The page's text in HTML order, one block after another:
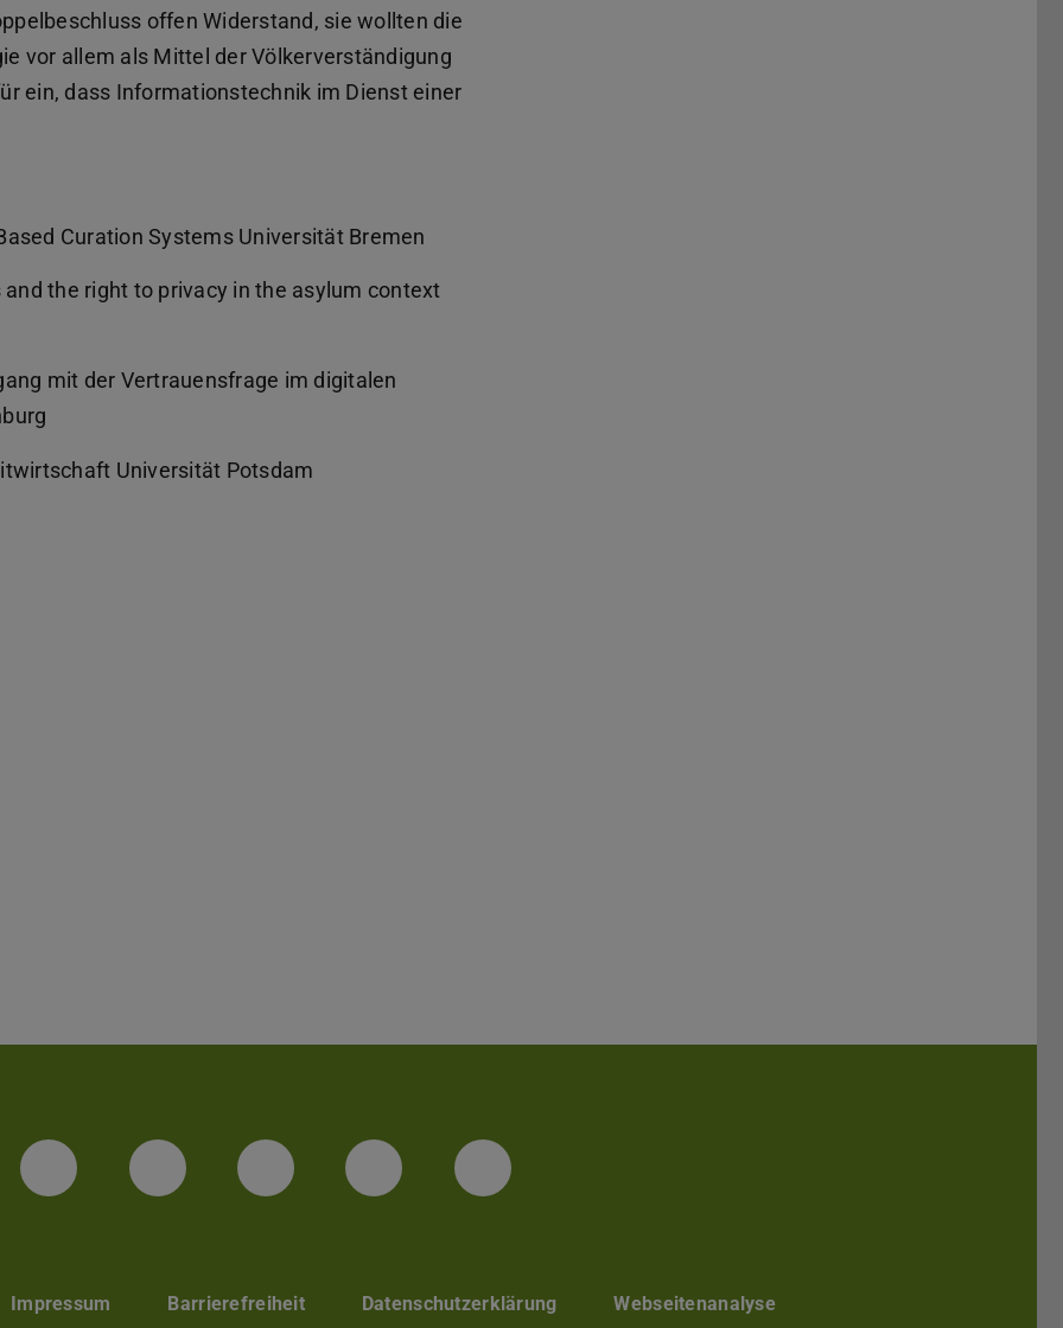
offen Widerstand, sie wollten die
vor allem als Mittel der Völkerverständigung
ein, dass Informationstechnik im Dienst einer
Curation Systems Universität Bremen
the right to privacy in the asylum context
mit der Vertrauensfrage im digitalen
Universität Potsdam
FacebookInstagramTikTok BlueskyLinkedIn
Impressum Barrierefreiheit Datenschutzerklärung Webseitenanalyse